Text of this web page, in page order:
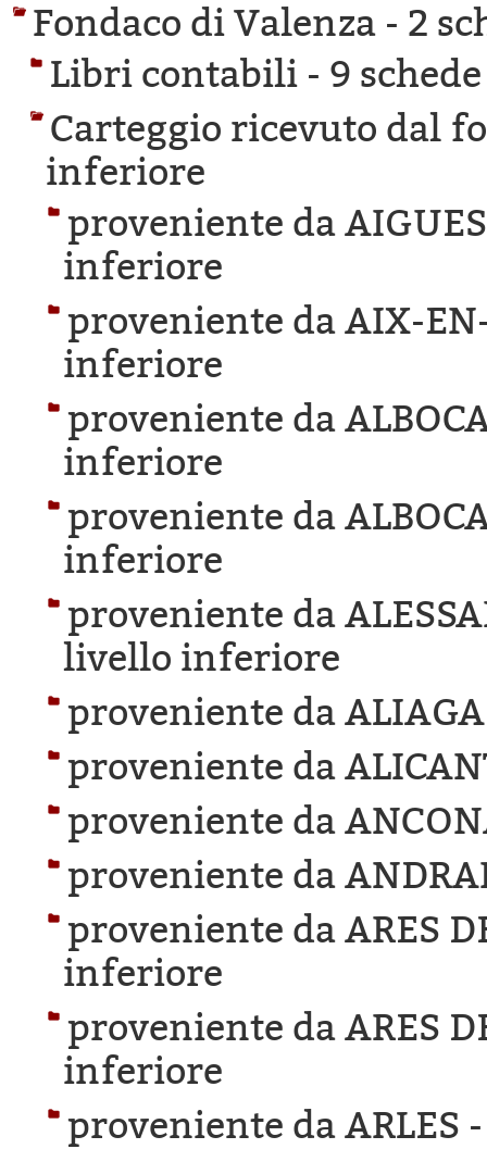
Fondaco di Valenza - 2
Libri contabili - 9
Carteggio ricevuto dal
inferiore
proveniente da
inferiore
proveniente da AIX-
inferiore
proveniente da
inferiore
proveniente da
inferiore
proveniente da
livello inferiore
proveniente da
proveniente da
proveniente da
proveniente da
proveniente da ARES
inferiore
proveniente da ARES
inferiore
proveniente da ARLES